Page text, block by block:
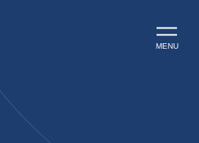
Ouvrir
MENU